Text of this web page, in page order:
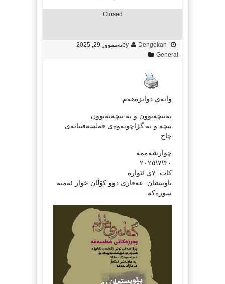
Closed
by Dengekan
تەممووز 29, 2025
General
وانەی دوانزەهەم:
بەنیچەبوون و بە نیچەنەبوون
نیچە و بە گژاچونەوەی فەلسەفییانەی
چاخ
چوارشەممە
٣٠\٧\٢٠٢٥
کات: ٧ی ئێوارە
ناونیشان: عەقاری دوو کۆڵان خوار ئەمنە
سورەکە.